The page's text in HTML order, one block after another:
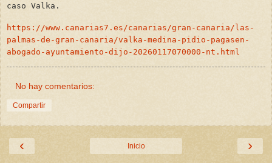
caso Valka.
https://www.canarias7.es/canarias/gran-canaria/las-
palmas-de-gran-canaria/valka-medina-pidio-pagasen-
abogado-ayuntamiento-dijo-20260117070000-nt.html
No hay comentarios:
Compartir
‹ ›
Inicio